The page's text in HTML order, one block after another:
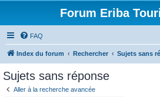
Forum Eriba
FAQ
Index du forum Rechercher Sujets sans
Sujets sans réponse
Aller à la recherche avancée